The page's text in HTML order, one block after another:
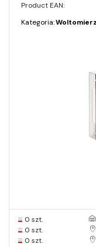
Product EAN:
Kategoria:
0 szt.
0 szt.
0 szt.